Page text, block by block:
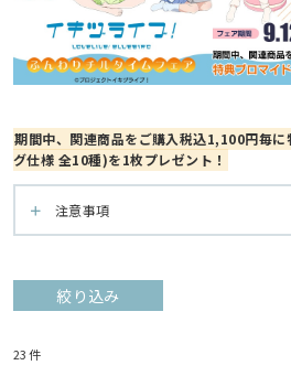
期間中、関連商品をご購入税込1,100円毎
グ仕様 全10種)を1枚プレゼント！
注意事項
絞り込み
23件